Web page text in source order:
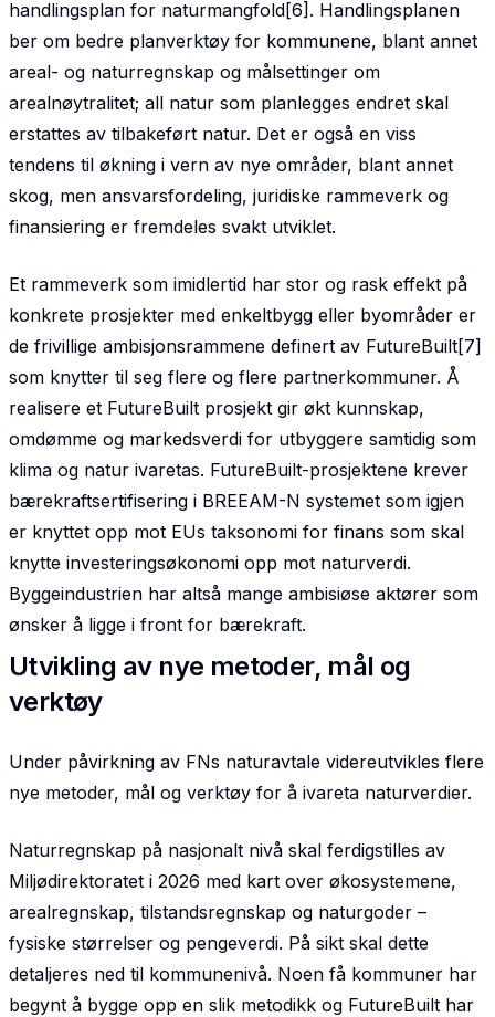
handlingsplan for naturmangfold[6]. Handlings­planen
ber om bedre planverktøy for kommunene, blant annet
areal- og naturregnskap og mål­settinger om
arealnøytralitet; all natur som planlegges endret skal
erstattes av tilbakeført natur. Det er også en viss
tendens til økning i vern av nye områder, blant annet
skog, men ansvarsfordeling, juridiske rammeverk og
finansiering er fremdeles svakt utviklet.
Et rammeverk som imidlertid har stor og rask effekt på
konkrete prosjekter med enkeltbygg eller byområder er
de frivillige ambisjonsrammene definert av FutureBuilt[7]
som knytter til seg flere og flere partnerkommuner. Å
realisere et FutureBuilt prosjekt gir økt kunnskap,
omdømme og markedsverdi for utbyggere samtidig som
klima og natur ivaretas. FutureBuilt-prosjektene krever
bærekraft­sertifisering i BREEAM-N systemet som igjen
er knyttet opp mot EUs taksonomi for finans som skal
knytte investeringsøkonomi opp mot naturverdi.
Byggeindustrien har altså mange ambisiøse aktører som
ønsker å ligge i front for bærekraft.
Utvikling av nye metoder, mål og
verktøy
Under påvirkning av FNs naturavtale videreutvikles flere
nye metoder, mål og verktøy for å ivareta naturverdier.
Naturregnskap på nasjonalt nivå skal ferdigstilles av
Miljødirektoratet i 2026 med kart over økosystemene,
arealregnskap, tilstandsregnskap og naturgoder –
fysiske størrelser og pengeverdi. På sikt skal dette
detaljeres ned til kommunenivå. Noen få kommuner har
begynt å bygge opp en slik metodikk og FutureBuilt har